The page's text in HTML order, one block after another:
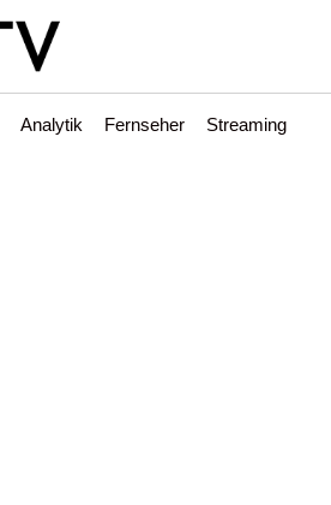
Analytik Fernseher Streaming